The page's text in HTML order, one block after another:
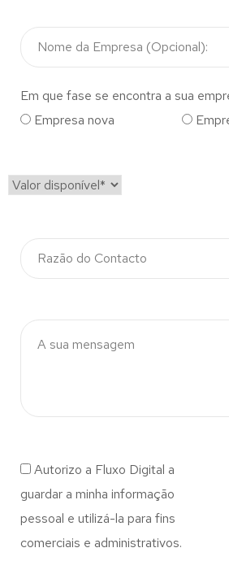
Em que fase se encontra a sua
Empresa nova
Autorizo a Fluxo Digital a
guardar a minha informação
pessoal e utilizá-la para fins
comerciais e administrativos.